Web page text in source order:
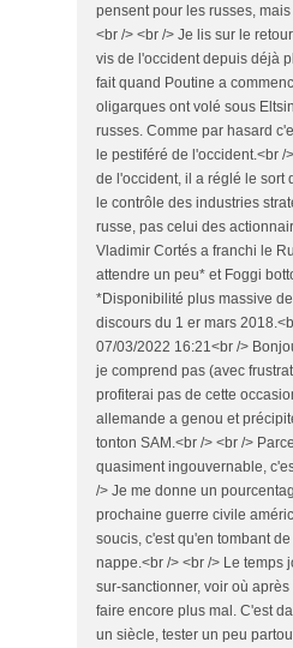
pensent pour les russes,
<br /> <br /> Je lis sur le
vis de l'occident depuis déjà
fait quand Poutine a
oligarques ont volé sous
russes. Comme par hasard
le pestiféré de l'occident.<br /
de l'occident, il a réglé le sort
le contrôle des industries
russe, pas celui des
Vladimir Cortés a franchi le
attendre un peu* et Foggi
*Disponibilité plus massive
discours du 1 er mars
07/03/2022 16:21<br />
je comprend pas (avec
profiterai pas de cette
allemande a genou et
tonton SAM.<br /> <br />
quasiment ingouvernable,
/> Je me donne un
prochaine guerre civile
soucis, c'est qu'en tombant
nappe.<br /> <br /> Le temps
sur-sanctionner, voir où
faire encore plus mal. C'est
un siècle, tester un peu